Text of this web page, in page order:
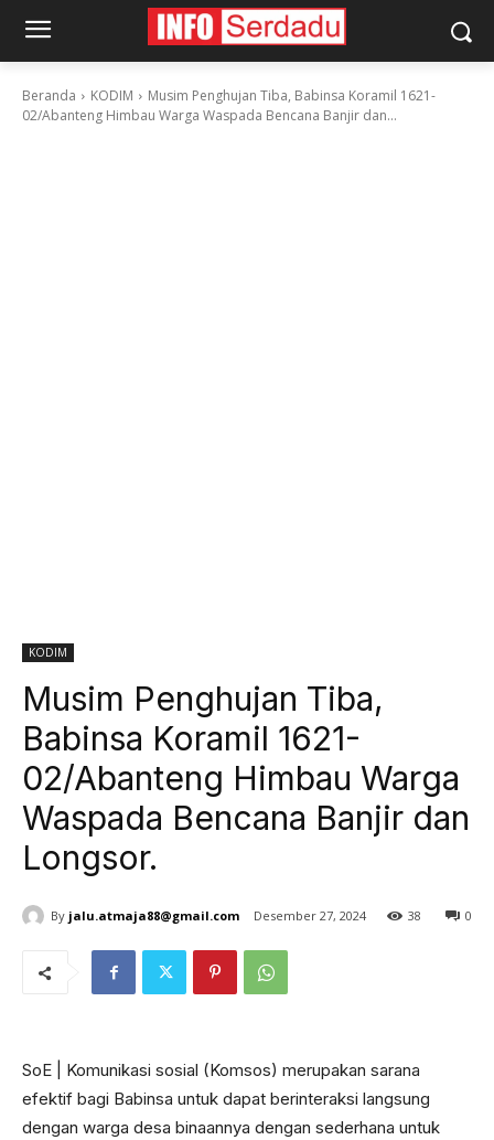
Beranda KODIM
Musim Penghujan Tiba, Babinsa Koramil 1621-
02/Abanteng Himbau Warga Waspada Bencana Banjir dan...
KODIM
Musim Penghujan Tiba,
Babinsa Koramil 1621-
02/Abanteng Himbau Warga
Waspada Bencana Banjir dan
Longsor.
By jalu.atmaja88@gmail.com Desember 27, 2024 0
38
SoE | Komunikasi sosial (Komsos) merupakan sarana
efektif bagi Babinsa untuk dapat berinteraksi langsung
dengan warga desa binaannya dengan sederhana untuk